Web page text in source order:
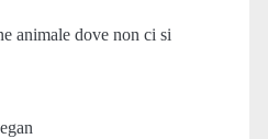
animale dove non ci si